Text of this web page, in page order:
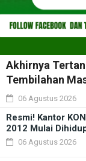
Akhirnya
Tembilahan
06 Agustus 2026
Resmi! Kantor
2012 Mulai
06 Agustus 2026